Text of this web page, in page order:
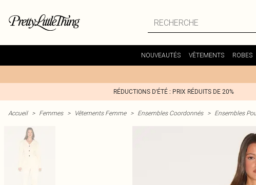
NOUVEAUTÉS VÊTEMENTS ROBES
RÉDUCTIONS D'ÉTÉ : PRIX RÉDUITS DE 20%
Accueil > Femmes > Vêtements Femme > Ensembles Coordonnés > Ensembles